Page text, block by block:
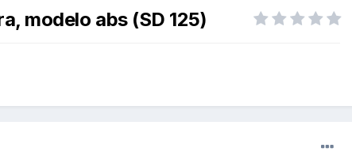
modelo abs (SD 125)